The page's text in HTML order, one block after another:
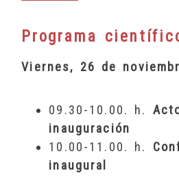
Programa
Viernes, 26 de
09.30-10.00. h.
inauguración
10.00-11.00. h.
inaugural